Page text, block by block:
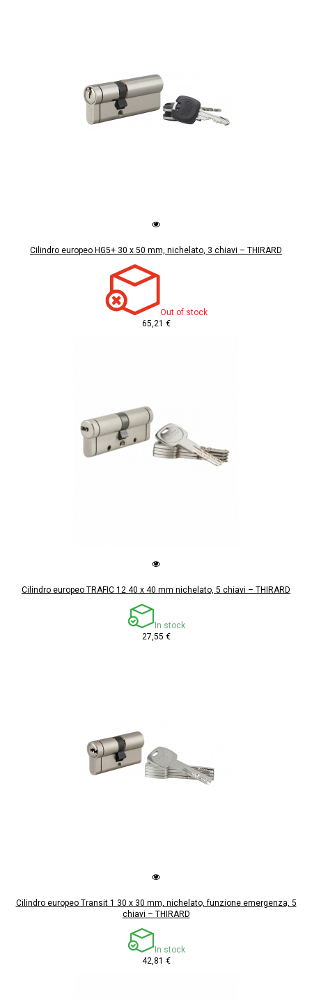
Cilindro europeo HG5+ 30 x 50 mm, nichelato, 3 chiavi – THIRARD
Out of stock
65,21 €
Cilindro europeo TRAFIC 12 40 x 40 mm nichelato, 5 chiavi – THIRARD
In stock
27,55 €
Cilindro europeo Transit 1 30 x 30 mm, nichelato, funzione emergenza, 5
chiavi – THIRARD
In stock
42,81 €